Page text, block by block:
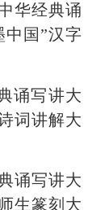
华经典诵
中国”汉字
诵写讲大
词讲解大
诵写讲大
师生篆刻大